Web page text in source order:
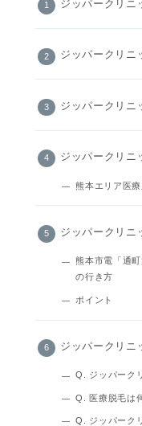
ジッパークリニ
ジッパークリニ
ジッパークリニ
ジッパークリニ
熊本エリア医
ジッパークリニ
熊本市電「通
の行き方
ポイント
ジッパークリニ
Q. ジッパーク
Q. 医療脱毛は
Q. ジッパーク